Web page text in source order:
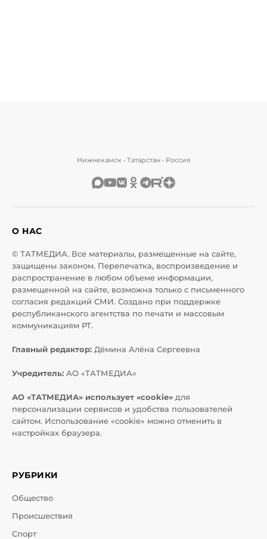
Нижнекамск • Татарстан • Россия
О НАС
© ТАТМЕДИА. Все материалы, размещенные на сайте,
защищены законом. Перепечатка, воспроизведение и
распространение в любом объеме информации,
размещенной на сайте, возможна только с письменного
согласия редакций СМИ. Создано при поддержке
республиканского агентства по печати и массовым
коммуникациям РТ.
Главный редактор: Дёмина Алёна Сергеевна
Учредитель: АО «ТАТМЕДИА»
АО «ТАТМЕДИА» использует «cookie» для
персонализации сервисов и удобства пользователей
сайтом. Использование «cookie» можно отменить в
настройках браузера.
РУБРИКИ
Общество
Происшествия
Спорт